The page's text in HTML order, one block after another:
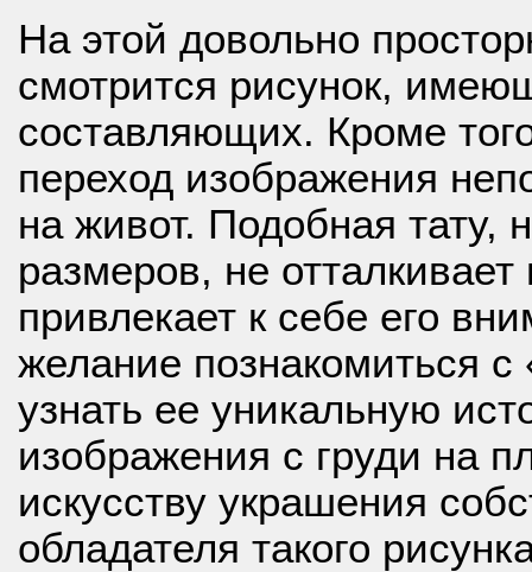
На этой довольно
смотрится рисунок,
составляющих. Кроме
переход изображения
на живот. Подобная тату,
размеров, не
привлекает к себе его
желание познакомиться
узнать ее уникальную
изображения с груди на
искусству украшения
обладателя такого